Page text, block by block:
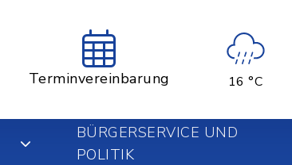
Terminvereinbarung 16 °C
BÜRGERSERVICE UND
POLITIK